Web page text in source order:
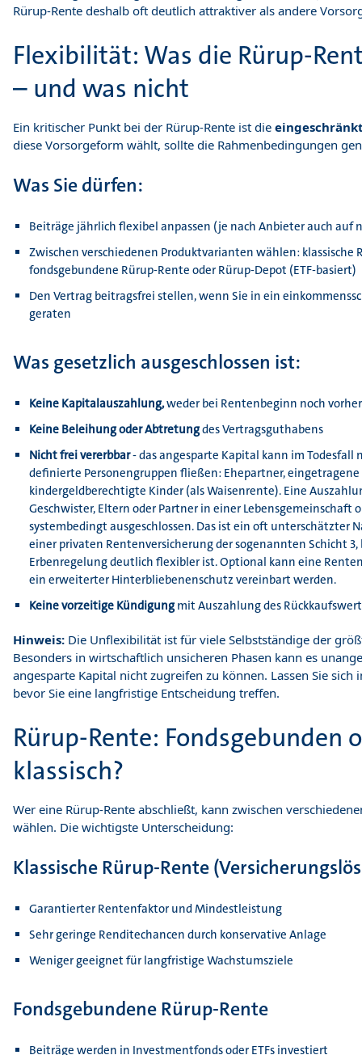
Rürup-Rente deshalb oft deutlich attraktiver als andere
Flexibilität: Was die Rürup-
– und was nicht
Ein kritischer Punkt bei der Rürup-Rente ist die
diese Vorsorgeform wählt, sollte die Rahmenbedingungen
Was Sie dürfen:
Beiträge jährlich flexibel anpassen (je nach Anbieter auch auf
Zwischen verschiedenen Produktvarianten wählen: klassische
fondsgebundene Rürup-Rente oder Rürup-Depot (ETF-basiert)
Den Vertrag beitragsfrei stellen, wenn Sie in ein
geraten
Was gesetzlich ausgeschlossen ist:
Keine Kapitalauszahlung,weder bei Rentenbeginn noch vorher
Keine Beleihung oder Abtretungdes Vertragsguthabens
Nicht frei vererbbar- das angesparte Kapital kann im Todesfall
definierte Personengruppen fließen: Ehepartner, eingetragene
kindergeldberechtigte Kinder (als Waisenrente). Eine
Geschwister, Eltern oder Partner in einer Lebensgemeinschaft
systembedingt ausgeschlossen. Das ist ein oft unterschätzter
einer privaten Rentenversicherung der sogenannten Schicht 3,
Erbenregelung deutlich flexibler ist. Optional kann eine
ein erweiterter Hinterbliebenenschutz vereinbart werden.
Keine vorzeitige Kündigungmit Auszahlung des
Hinweis: Die Unflexibilität ist für viele Selbstständige der
Besonders in wirtschaftlich unsicheren Phasen kann es
angesparte Kapital nicht zugreifen zu können. Lassen Sie sich
bevor Sie eine langfristige Entscheidung treffen.
Rürup-Rente: Fondsgebunden
klassisch?
Wer eine Rürup-Rente abschließt, kann zwischen
wählen. Die wichtigste Unterscheidung:
Klassische Rürup-Rente
Garantierter Rentenfaktor und Mindestleistung
Sehr geringe Renditechancen durch konservative Anlage
Weniger geeignet für langfristige Wachstumsziele
Fondsgebundene Rürup-Rente
Beiträge werden in Investmentfonds oder ETFs investiert